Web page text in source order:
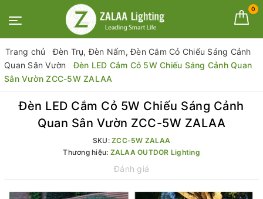
0
Trang chủ
Đèn Trụ, Đèn Nấm, Đèn Cắm Cỏ Chiếu Sáng Cảnh
Quan Sân Vườn
Đèn LED Cắm Cỏ 5W Chiếu Sáng Cảnh Quan
Sân Vườn ZCC-5W ZALAA
Đèn LED Cắm Cỏ 5W Chiếu Sáng Cảnh
Quan Sân Vườn ZCC-5W ZALAA
SKU:ZCC-5W ZALAA
Thương hiệu: ZALAA OUTDOR Lighting
Đánh giá